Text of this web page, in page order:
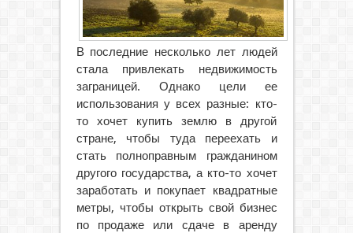
В последние несколько лет людей
стала привлекать недвижимость
заграницей. Однако цели ее
использования у всех разные: кто-
то хочет купить землю в другой
стране, чтобы туда переехать и
стать полноправным гражданином
другого государства, а кто-то хочет
заработать и покупает квадратные
метры, чтобы открыть свой бизнес
по продаже или сдаче в аренду